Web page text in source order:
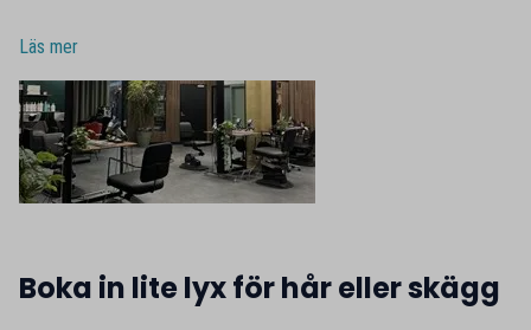
Läs mer
Boka in lite lyx för hår eller skägg